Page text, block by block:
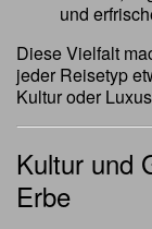
und
Diese Vielfalt
jeder Reisetyp
Kultur oder
Kultur und
Erbe